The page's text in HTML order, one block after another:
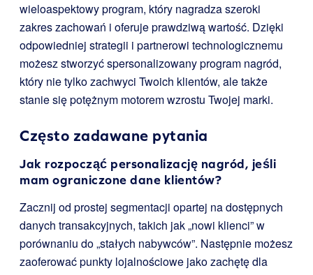
wieloaspektowy program, który nagradza szeroki
zakres zachowań i oferuje prawdziwą wartość. Dzięki
odpowiedniej strategii i partnerowi technologicznemu
możesz stworzyć spersonalizowany program nagród,
który nie tylko zachwyci Twoich klientów, ale także
stanie się potężnym motorem wzrostu Twojej marki.
Często zadawane pytania
Jak rozpocząć personalizację nagród, jeśli
mam ograniczone dane klientów?
Zacznij od prostej segmentacji opartej na dostępnych
danych transakcyjnych, takich jak „nowi klienci” w
porównaniu do „stałych nabywców”. Następnie możesz
zaoferować punkty lojalnościowe jako zachętę dla